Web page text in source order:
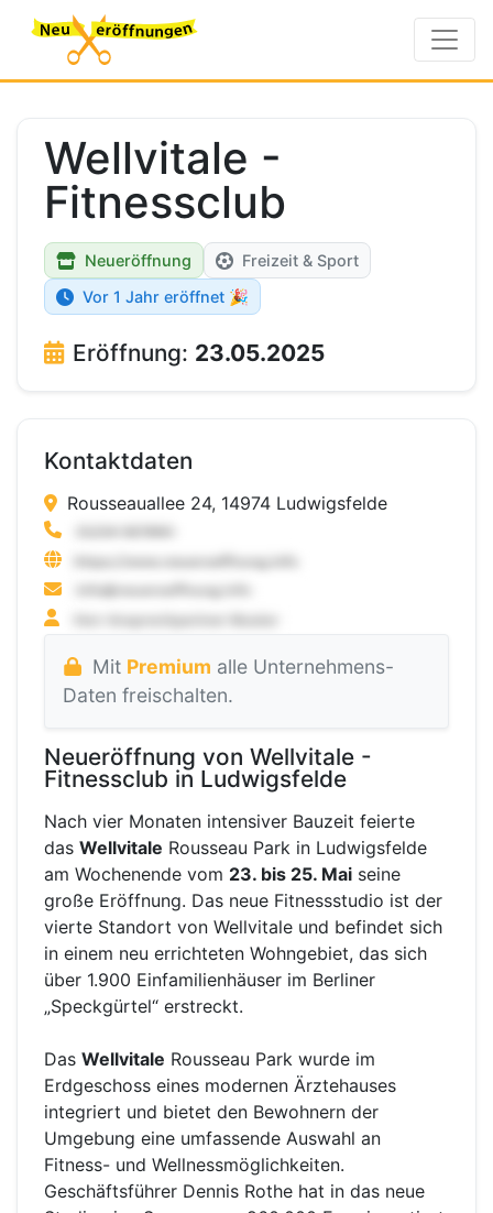
Wellvitale -
Fitnessclub
Neueröffnung
Freizeit & Sport
Vor 1 Jahr eröffnet 🎉
Eröffnung: 23.05.2025
Kontaktdaten
Rousseauallee 24, 14974 Ludwigsfelde
Mit Premium alle Unternehmens-
Daten freischalten.
Neueröffnung von Wellvitale -
Fitnessclub in Ludwigsfelde
Nach vier Monaten intensiver Bauzeit feierte
das Wellvitale Rousseau Park in Ludwigsfelde
am Wochenende vom 23. bis 25. Mai seine
große Eröffnung. Das neue Fitnessstudio ist der
vierte Standort von Wellvitale und befindet sich
in einem neu errichteten Wohngebiet, das sich
über 1.900 Einfamilienhäuser im Berliner
„Speckgürtel“ erstreckt.
Das Wellvitale Rousseau Park wurde im
Erdgeschoss eines modernen Ärztehauses
integriert und bietet den Bewohnern der
Umgebung eine umfassende Auswahl an
Fitness- und Wellnessmöglichkeiten.
Geschäftsführer Dennis Rothe hat in das neue